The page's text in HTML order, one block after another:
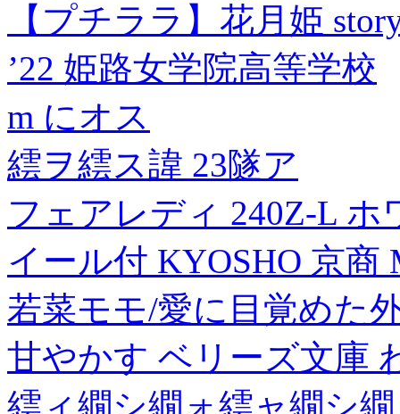
【プチララ】花月姫
’22 姫路女学院高等学校
m にオス
繧ヲ繧ス諱 23隧ア
フェアレディ 240Z-L
イール付 KYOSHO 京
若菜モモ/愛に目覚めた
甘やかす ベリーズ文庫
繧ィ繝シ繝ォ繧ャ繝シ